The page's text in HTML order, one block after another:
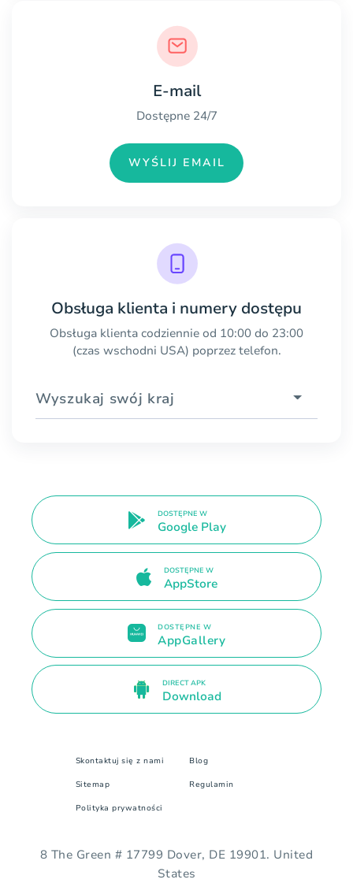
E-mail
Dostępne 24/7
WYŚLIJ EMAIL
Obsługa klienta i numery dostępu
Obsługa klienta codziennie od 10:00 do 23:00
(czas wschodni USA) poprzez telefon.
Wyszukaj swój kraj
DOSTĘPNE W
Google Play
DOSTĘPNE W
AppStore
DOSTĘPNE W
AppGallery
DIRECT APK
Download
Skontaktuj się z nami Blog
Sitemap Regulamin
Polityka prywatności
8 The Green # 17799 Dover, DE 19901. United
States